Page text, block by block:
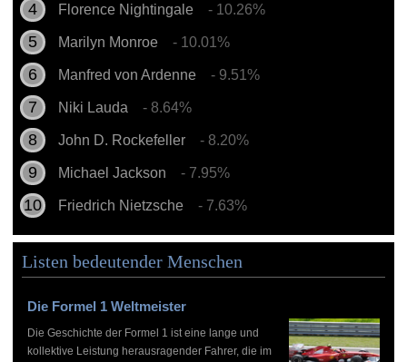
Florence Nightingale - 10.26%
Marilyn Monroe - 10.01%
Manfred von Ardenne - 9.51%
Niki Lauda - 8.64%
John D. Rockefeller - 8.20%
Michael Jackson - 7.95%
Friedrich Nietzsche - 7.63%
Listen bedeutender Menschen
Die Formel 1 Weltmeister
Die Geschichte der Formel 1 ist eine lange und
kollektive Leistung herausragender Fahrer, die im